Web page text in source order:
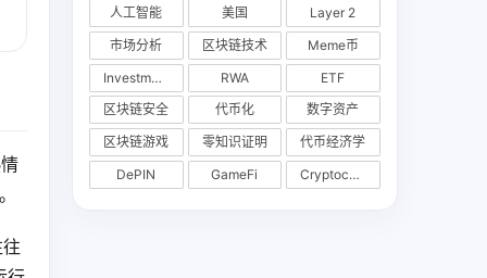
人工智能
美国
Layer 2
市场分析
区块链技术
Meme币
Investments
RWA
ETF
区块链安全
代币化
数字资产
区块链游戏
零知识证明
代币经济学
DePIN
GameFi Cryptocurrency Exchange